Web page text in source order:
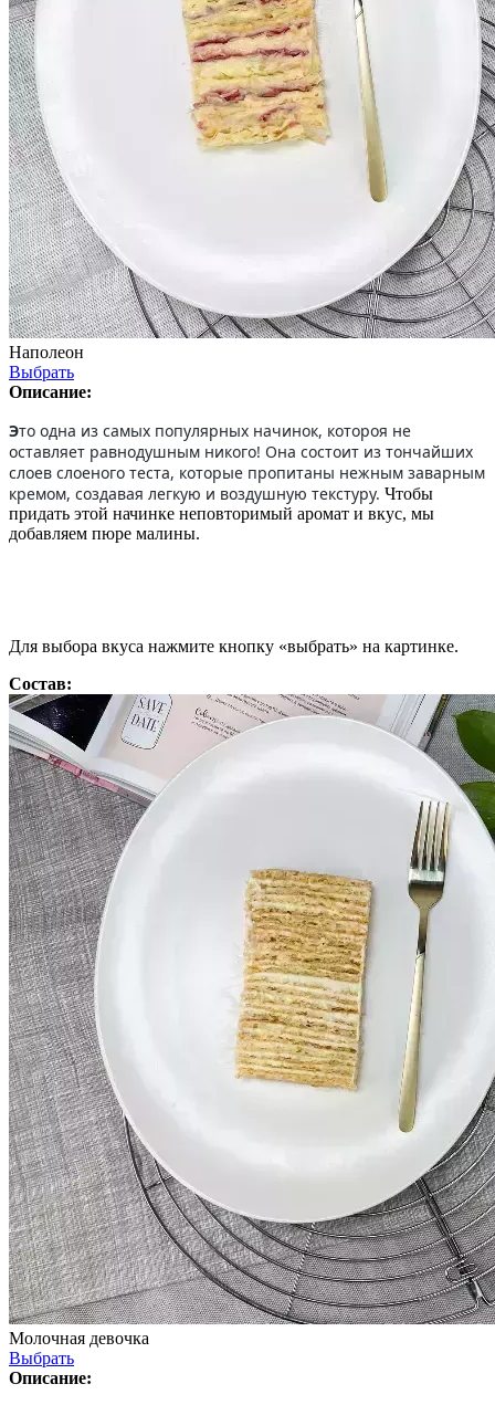
Наполеон
Выбрать
Описание:
Это одна из самых популярных начинок, котороя не
оставляет равнодушным никого! Она состоит из тончайших
слоев слоеного теста, которые пропитаны нежным заварным
кремом, создавая легкую и воздушную текстуру. Чтобы
придать этой начинке неповторимый аромат и вкус, мы
добавляем пюре малины.
Для выбора вкуса нажмите кнопку «выбрать» на картинке.
Состав:
Молочная девочка
Выбрать
Описание: